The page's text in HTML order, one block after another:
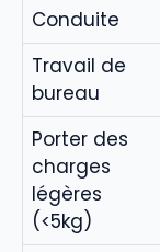
Conduite
Travail de
bureau
Porter des
charges
légères
(<5kg)